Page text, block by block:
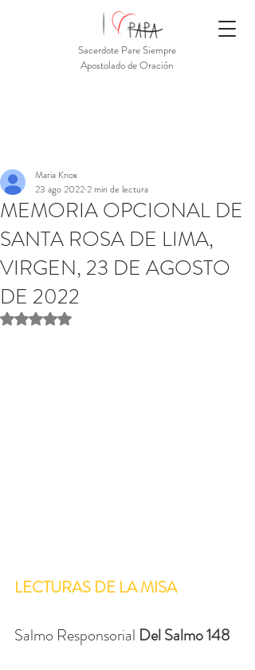
Sacerdote Pare Siempre
Apostolado de Oración
MEMORIA OPCIONAL DE
SANTA ROSA DE LIMA,
VIRGEN, 23 DE AGOSTO
DE 2022
Maria Knox
23 ago 20222 min de lectura
Obtuvo NaN de 5 estrellas.
LECTURAS DE LA MISA
Salmo Responsorial Del Salmo 148